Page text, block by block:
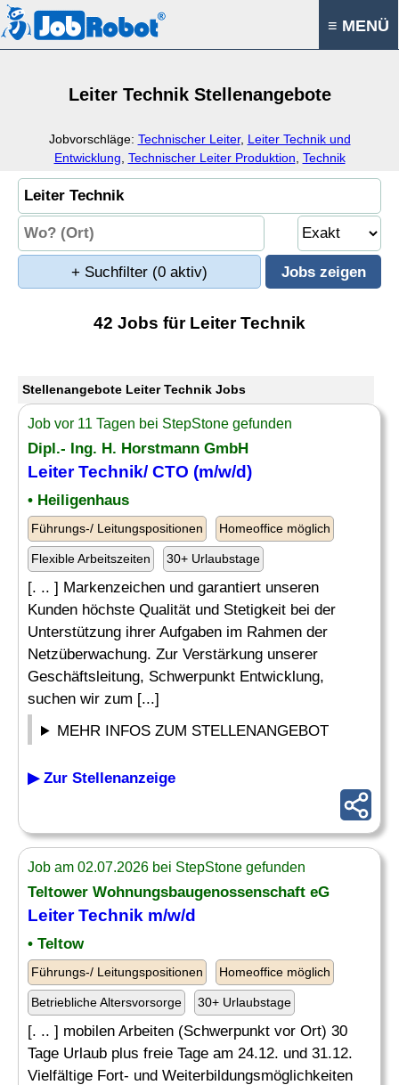
≡ MENÜ
Leiter Technik Stellenangebote
Jobvorschläge: Technischer Leiter, Leiter Technik und
Entwicklung Technischer Leiter Produktion Technik
+ Suchfilter (0 aktiv)
42 Jobs für Leiter Technik
Stellenangebote Leiter Technik Jobs
Job vor 11 Tagen bei StepStone gefunden
Dipl.- Ing. H. Horstmann GmbH
Leiter Technik/ CTO (m/w/d)
• Heiligenhaus
Führungs-/ Leitungspositionen Homeoffice möglich
Flexible Arbeitszeiten 30+ Urlaubstage
[. .. ] Markenzeichen und garantiert unseren
Kunden höchste Qualität und Stetigkeit bei der
Unterstützung ihrer Aufgaben im Rahmen der
Netzüberwachung. Zur Verstärkung unserer
Geschäftsleitung, Schwerpunkt Entwicklung,
suchen wir zum [...]
MEHR INFOS ZUM STELLENANGEBOT
▶ Zur Stellenanzeige
Job am 02.07.2026 bei StepStone gefunden
Teltower Wohnungsbaugenossenschaft eG
Leiter Technik m/w/d
• Teltow
Führungs-/ Leitungspositionen Homeoffice möglich
Betriebliche Altersvorsorge 30+ Urlaubstage
[. .. ] mobilen Arbeiten (Schwerpunkt vor Ort) 30
Tage Urlaub plus freie Tage am 24.12. und 31.12.
Vielfältige Fort- und Weiterbildungsmöglichkeiten